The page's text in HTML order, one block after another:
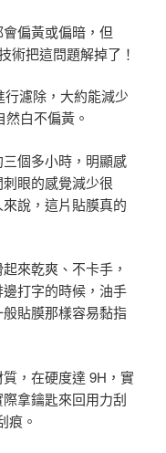
偏黃或偏暗，但
術把這問題解掉了！
濾除，大約能減少
白不偏黃。
個多小時，明顯感
眼的感覺減少很
說，這片貼膜真的
來乾爽、不卡手，
打字的時候，油手
貼膜那樣容易黏指
，在硬度達 9H，實
拿鑰匙來回用力刮
痕。